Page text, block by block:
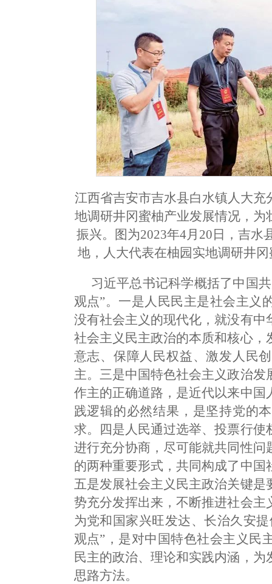
江西省吉安市吉水县白水镇人大
地调研井冈蜜柚产业发展情况，
振兴。图为2023年4月20日，吉
地，人大代表在柚园实地调研井
习近平总书记科学概括了中国
观点”。一是人民民主是社会主义
没有社会主义的现代化，就没有
社会主义民主政治的本质和核心
意志、保障人民权益、激发人民
主。三是中国特色社会主义政治
作主的正确道路，是近代以来中
践逻辑的必然结果，是坚持党的
求。四是人民通过选举、投票行
进行充分协商，尽可能就共同性
的两种重要形式，共同构成了中
五是发展社会主义民主政治关键
势充分发挥出来，不断推进社会
为党和国家兴旺发达、长治久安
观点”，是对中国特色社会主义民
民主的政治、理论和实践内涵，
思路方法。